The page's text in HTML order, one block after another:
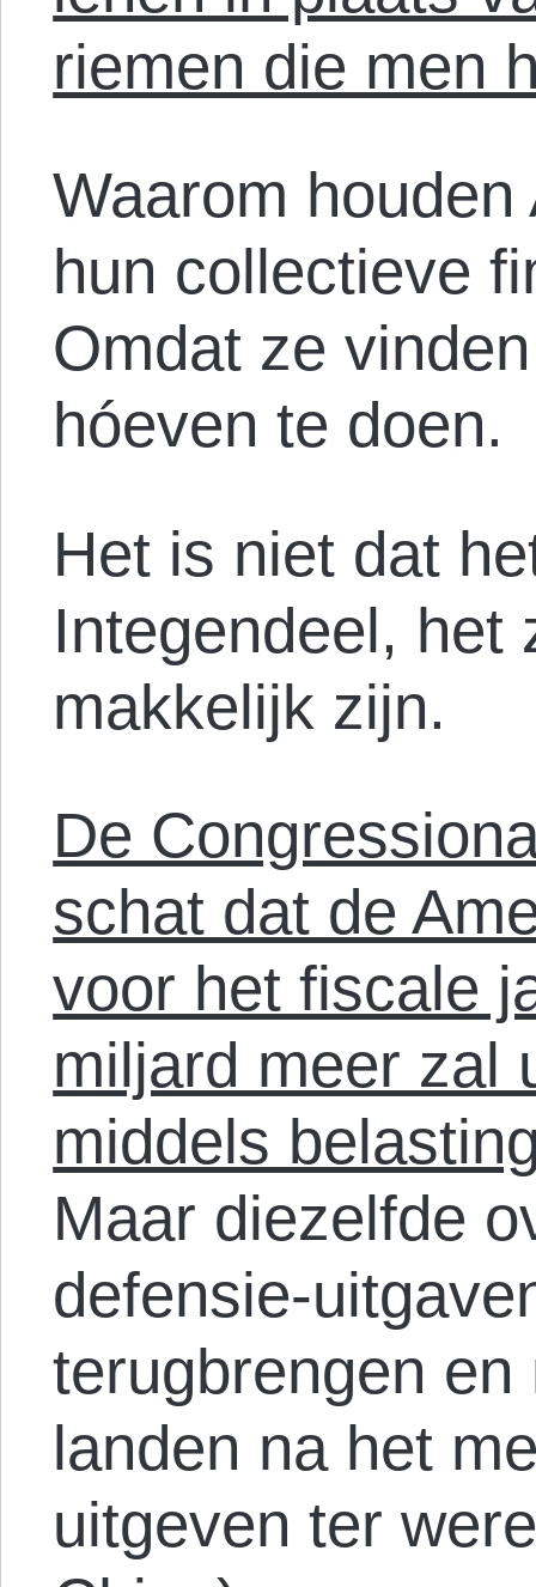
riemen die men
Waarom houden
hun collectieve
Omdat ze
hóeven te doen.
Het is niet dat
Integendeel, het
makkelijk zijn.
De
schat dat de
voor het fiscale
miljard meer zal
middels
Maar diezelfde
defensie-
terugbrengen
landen na het
uitgeven ter